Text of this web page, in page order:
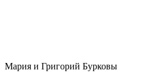
Мария и Григорий Бурковы